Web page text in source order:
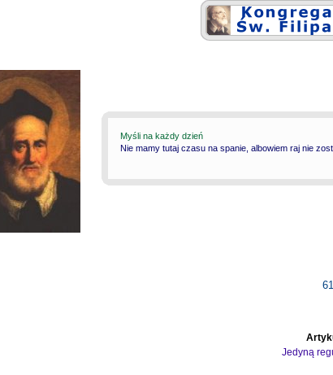
Myśli na każdy dzień
Nie mamy tutaj czasu na spanie, albowiem raj nie
Jedyną